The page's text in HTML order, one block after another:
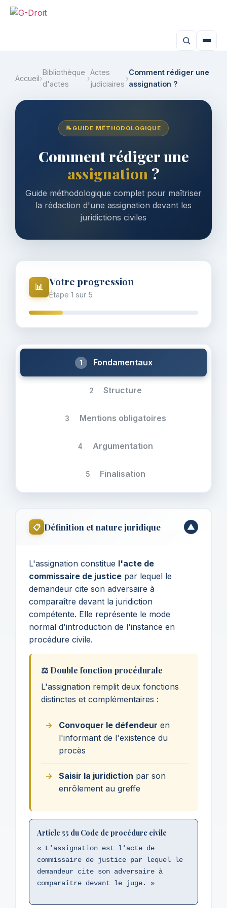
Accueil›
Bibliothèque
d'actes
›
Actes
judiciaires
›
Comment rédiger une
assignation ?
📝 GUIDE MÉTHODOLOGIQUE
Comment rédiger une
assignation ?
Guide méthodologique complet pour maîtriser
la rédaction d'une assignation devant les
juridictions civiles
📊 Votre progression
Étape 1 sur 5
1 Fondamentaux
2 Structure
3 Mentions obligatoires
4 Argumentation
5 Finalisation
📋 Définition et nature juridique ▼
L'assignation constitue l'acte de
commissaire de justice par lequel le
demandeur cite son adversaire à
comparaître devant la juridiction
compétente. Elle représente le mode
normal d'introduction de l'instance en
procédure civile.
⚖️ Double fonction procédurale
L'assignation remplit deux fonctions
distinctes et complémentaires :
Convoquer le défendeur en
l'informant de l'existence du
procès
Saisir la juridiction par son
enrôlement au greffe
Article 55 du Code de procédure civile
« L'assignation est l'acte de
commissaire de justice par lequel le
demandeur cite son adversaire à
comparaître devant le juge. »